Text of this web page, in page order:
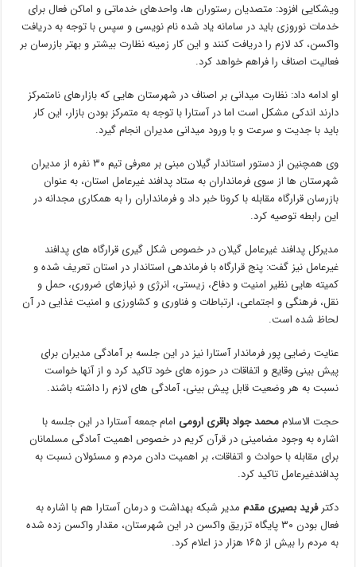
ویشکایی افزود: متصدیان رستوران ها، واحدهای خدماتی و اماکن فعال برای
خدمات نوروزی باید در سامانه یاد شده نام نویسی و سپس با توجه به دریافت
واکسن، کد لازم را دریافت کنند و این کار زمینه نظارت بیشتر و بهتر بازرسان بر
فعالیت اصناف را فراهم خواهد کرد.
او ادامه داد: نظارت میدانی بر اصناف در شهرستان هایی که بازارهای نامتمرکز
دارند اندکی مشکل است اما در آستارا با توجه به متمرکز بودن بازار، این کار
باید با جدیت و سرعت و با ورود میدانی مدیران انجام گیرد.
وی همچنین از دستور استاندار گیلان مبنی بر معرفی تیم ۳۰ نفره از مدیران
شهرستان ها از سوی فرمانداران به ستاد پدافند غیرعامل استان، به عنوان
بازرسان قرارگاه مقابله با کرونا خبر داد و فرمانداران را به همکاری مجدانه در
این رابطه توصیه کرد.
مدیرکل پدافند غیرعامل گیلان در خصوص شکل گیری قرارگاه های پدافند
غیرعامل نیز گفت: پنج قرارگاه با فرماندهی استاندار در استان تعریف شده و
کمیته هایی نظیر امنیت و دفاع، زیستی، انرژی و نیازهای ضروری، حمل و
نقل، فرهنگی و اجتماعی، ارتباطات و فناوری و کشاورزی و امنیت غذایی در آن
لحاظ شده است.
عنایت رضایی پور فرماندار آستارا نیز در این جلسه بر آمادگی مدیران برای
پیش بینی وقایع و اتفاقات در حوزه های خود تاکید کرد و از آنها خواست
نسبت به هر وضعیت قابل پیش بینی، آمادگی های لازم را داشته باشند.
حجت الاسلاممحمد جواد باقری ارومی امام جمعه آستارا در این جلسه با
اشاره به وجود مضامینی در قرآن کریم در خصوص اهمیت آمادگی مسلمانان
برای مقابله با حوادث و اتفاقات، بر اهمیت دادن مردم و مسئولان نسبت به
پدافندغیرعامل تاکید کرد.
دکترفرید بصیری مقدم مدیر شبکه بهداشت و درمان آستارا هم با اشاره به
فعال بودن ۳۰ پایگاه تزریق واکسن در این شهرستان، مقدار واکسن زده شده
به مردم را بیش از ۱۶۵ هزار دز اعلام کرد.